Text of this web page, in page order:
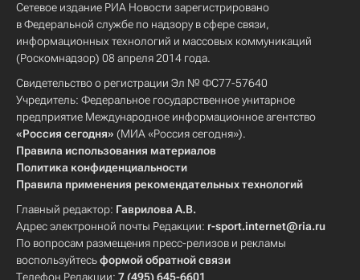
Сетевое издание РИА Новости зарегистрировано
в Федеральной службе по надзору в сфере связи,
информационных технологий и массовых коммуникаций
(Роскомнадзор) 08 апреля 2014 года.
Свидетельство о регистрации Эл № ФС77-57640
Учредитель: Федеральное государственное унитарное
предприятие Международное информационное агентство
«Россия сегодня» (МИА «Россия сегодня»).
Правила использования материалов
Политика конфиденциальности
Правила применения рекомендательных технологий
Главный редактор: Гаврилова А.В.
Адрес электронной почты Редакции: r-sport.internet@ria.ru
По вопросам размещения пресс-релизов и рекламы
воспользуйтесьформой обратной связи
Телефон Редакции: 7 (495) 645-6601